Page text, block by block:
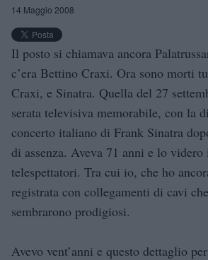
14 Maggio 2008
Il posto si chiamava ancora
c’era Bettino Craxi. Ora sono morti
Craxi, e Sinatra. Quella del 27
serata televisiva memorabile, con la
concerto italiano di Frank Sinatra
di assenza. Aveva 71 anni e lo
telespettatori. Tra cui io, che ho
registrata con collegamenti di cavi
sembrarono prodigiosi.
Avevo vent’anni e questo dettaglio